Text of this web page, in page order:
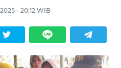
- 20:12 WIB